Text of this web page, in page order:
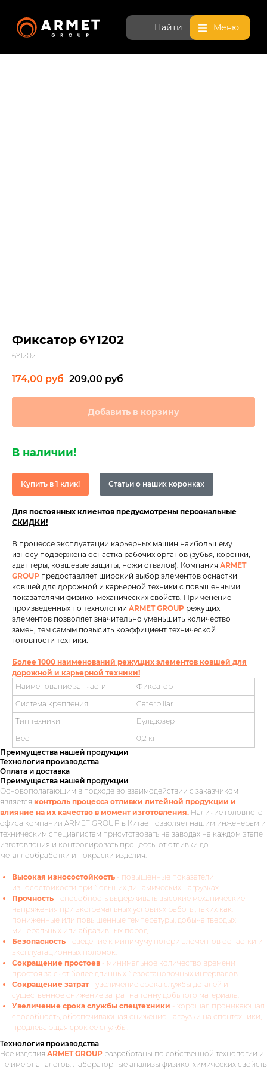
Найти
Фиксатор 6Y1202
6Y1202
174,00 руб 209,00 руб
Добавить в корзину
В наличии!
Купить в 1 клик! Статьи о наших коронках
Для постоянных клиентов предусмотрены персональные
СКИДКИ!
В процессе эксплуатации карьерных машин наибольшему
износу подвержена оснастка рабочих органов (зубья, коронки,
адаптеры, ковшевые защиты, ножи отвалов). Компания ARMET
GROUP предоставляет широкий выбор элементов оснастки
ковшей для дорожной и карьерной техники с повышенными
показателями физико-механических свойств. Применение
произведенных по технологии ARMET GROUP режущих
элементов позволяет значительно уменьшить количество
замен, тем самым повысить коэффициент технической
готовности техники.
Более 1000 наименований режущих элементов ковшей для
дорожной и карьерной техники!
Наименование запчасти
Фиксатор
Система крепления
Caterpillar
Тип техники
Бульдозер
Вес
0,2 кг
Преимущества нашей продукции
Технология производства
Оплата и доставка
Преимущества нашей продукции
Основополагающим в подходе во взаимодействии с заказчиком
является контроль процесса отливки литейной продукции и
влияние на их качество в момент изготовления. Наличие головного
офиса компании ARMET GROUP в Китае позволяет нашим инженерам и
техническим специалистам присутствовать на заводах на каждом этапе
изготовления и контролировать процессы от отливки до
металлообработки и покраски изделия.
Высокая износостойкость - повышенные показатели
износостойкости при больших динамических нагрузках.
Прочность - способность выдерживать высокие механические
напряжения при экстремальных условиях работы, таких как:
пониженные или повышенные температуры, добыча твердых
минеральных или абразивных пород.
Безопасность - сведение к минимуму потери элементов оснастки и
эксплуатационных поломок.
Сокращение простоев - минимальное количество времени
простоя за счет более длинных безостановочных интервалов.
Сокращение затрат - увеличение срока службы деталей и
существенное снижение затрат на тонну добытого материала.
Увеличение срока службы спецтехники - хорошая проникающая
способность, обеспечивающая снижение нагрузки на спецтехники,
продлевающая срок ее службы.
Технология производства
Все изделия ARMET GROUP разработаны по собственной технологии и
не имеют аналогов. Лабораторные анализы физико-химических свойств